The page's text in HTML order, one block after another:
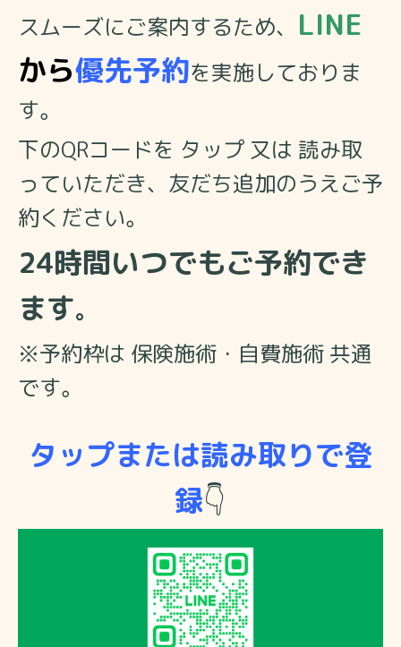
スムーズにご案内するため、 LINE
から優先予約を実施しておりま
す。
下のQRコードを タップ 又は 読み取
っていただき、友だち追加のうえご予
約ください。
24時間いつでもご予約でき
ます。
※予約枠は 保険施術・自費施術 共通
です。
タップまたは読み取りで登
録👇